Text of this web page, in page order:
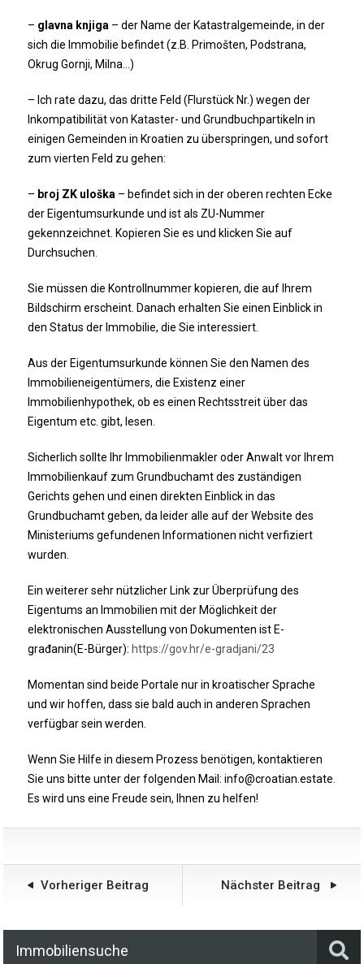
– glavna knjiga – der Name der Katastralgemeinde, in der
sich die Immobilie befindet (z.B. Primošten, Podstrana,
Okrug Gornji, Milna…)
– Ich rate dazu, das dritte Feld (Flurstück Nr.) wegen der
Inkompatibilität von Kataster- und Grundbuchpartikeln in
einigen Gemeinden in Kroatien zu überspringen, und sofort
zum vierten Feld zu gehen:
– broj ZK uloška – befindet sich in der oberen rechten Ecke
der Eigentumsurkunde und ist als ZU-Nummer
gekennzeichnet. Kopieren Sie es und klicken Sie auf
Durchsuchen.
Sie müssen die Kontrollnummer kopieren, die auf Ihrem
Bildschirm erscheint. Danach erhalten Sie einen Einblick in
den Status der Immobilie, die Sie interessiert.
Aus der Eigentumsurkunde können Sie den Namen des
Immobilieneigentümers, die Existenz einer
Immobilienhypothek, ob es einen Rechtsstreit über das
Eigentum etc. gibt, lesen.
Sicherlich sollte Ihr Immobilienmakler oder Anwalt vor Ihrem
Immobilienkauf zum Grundbuchamt des zuständigen
Gerichts gehen und einen direkten Einblick in das
Grundbuchamt geben, da leider alle auf der Website des
Ministeriums gefundenen Informationen nicht verfiziert
wurden.
Ein weiterer sehr nützlicher Link zur Überprüfung des
Eigentums an Immobilien mit der Möglichkeit der
elektronischen Ausstellung von Dokumenten ist E-
građanin(E-Bürger): https://gov.hr/e-gradjani/23
Momentan sind beide Portale nur in kroatischer Sprache
und wir hoffen, dass sie bald auch in anderen Sprachen
verfügbar sein werden.
Wenn Sie Hilfe in diesem Prozess benötigen, kontaktieren
Sie uns bitte unter der folgenden Mail: info@croatian.estate.
Es wird uns eine Freude sein, Ihnen zu helfen!
Vorheriger Beitrag Nächster Beitrag
Immobiliensuche